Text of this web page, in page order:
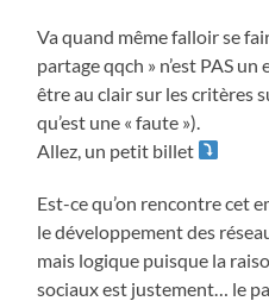
Va quand même falloir se
partage qqch » n’est PAS
être au clair sur les critères
qu’est une « faute »).
Allez, un petit billet
Est-ce qu’on rencontre cet
le développement des
mais logique puisque la
sociaux est justement… le